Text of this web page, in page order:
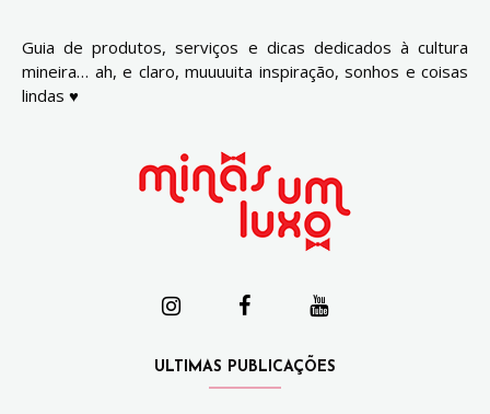
Guia de produtos, serviços e dicas dedicados à cultura
mineira… ah, e claro, muuuuita inspiração, sonhos e coisas
lindas ♥
ULTIMAS PUBLICAÇÕES